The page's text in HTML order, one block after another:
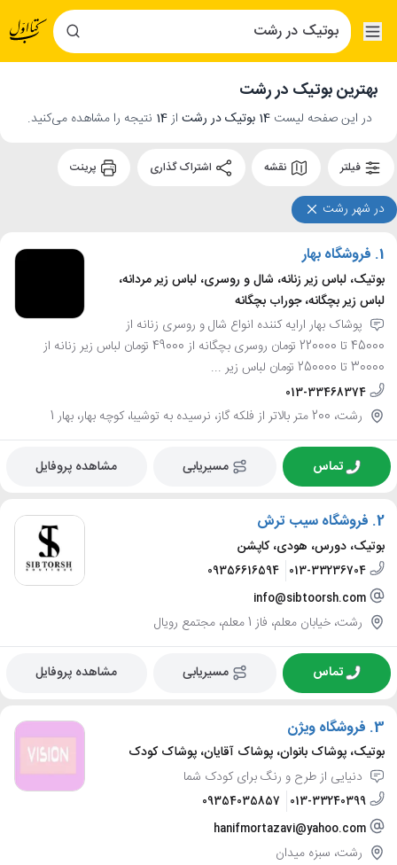
بهترین بوتیک در رشت
در این صفحه لیست 14 بوتیک در رشت از14 نتیجه را مشاهده می‌کنید.
فیلتر نقشه
در شهر رشت
1. فروشگاه بهار
بوتیک، لباس زیر زنانه، شال و روسری، لباس زیر مردانه،
لباس زیر بچگانه، جوراب بچگانه
پوشاک بهار ارایه کننده انواع شال و روسری زنانه از
45000 تا 220000 تومان روسری بچگانه از 49000 تومان لباس زیر زنانه از
30000 تا 250000 تومان لباس زیر ...
013-33468374
رشت، 200 متر بالاتر از فلکه گاز، نرسیده به توشیبا، کوچه بهار، بهار 1
تماس مسیریابی مشاهده پروفایل
2. فروشگاه سیب ترش
بوتیک، دورس، هودی، کاپشن
013-33236704
09356616594
info@sibtoorsh.com
رشت، خیابان معلم، فاز 1 معلم، مجتمع رویال
تماس مسیریابی مشاهده پروفایل
3. فروشگاه ویژن
بوتیک، پوشاک بانوان، پوشاک آقایان، پوشاک کودک
دنیایی از طرح و رنگ برای کودک شما
013-33240399
09354035857
hanifmortazavi@yahoo.com
رشت، سبزه میدان